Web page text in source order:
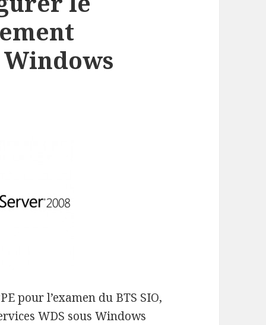
pour l’examen du BTS SIO,
WDS sous Windows